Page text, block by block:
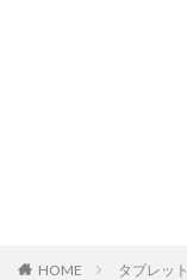
HOME タブレット